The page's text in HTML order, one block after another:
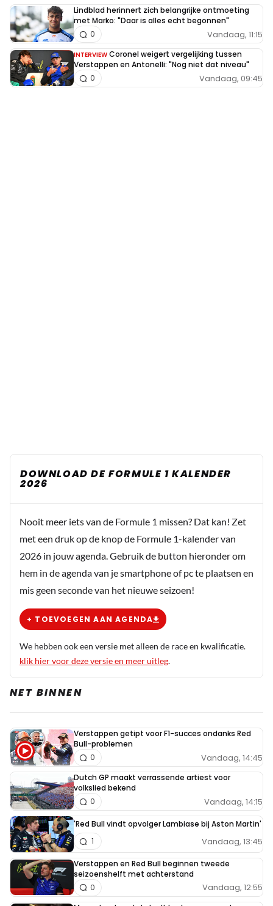
Lindblad herinnert zich belangrijke ontmoeting
met Marko: "Daar is alles echt begonnen"
Vandaag, 11:15
0
INTERVIEW Coronel weigert vergelijking tussen
Verstappen en Antonelli: "Nog niet dat niveau"
Vandaag, 09:45
0
DOWNLOAD DE FORMULE 1 KALENDER
2026
Nooit meer iets van de Formule 1 missen? Dat kan! Zet
met een druk op de knop de Formule 1-kalender van
2026 in jouw agenda. Gebruik de button hieronder om
hem in de agenda van je smartphone of pc te plaatsen en
mis geen seconde van het nieuwe seizoen!
+ TOEVOEGEN AAN AGENDA
We hebben ook een versie met alleen de race en kwalificatie.
klik hier voor deze versie en meer uitleg.
NET BINNEN
Verstappen getipt voor F1-succes ondanks Red
Bull-problemen
Vandaag, 14:45
0
Dutch GP maakt verrassende artiest voor
volkslied bekend
Vandaag, 14:15
0
'Red Bull vindt opvolger Lambiase bij Aston Martin'
Vandaag, 13:45
1
Verstappen en Red Bull beginnen tweede
seizoenshelft met achterstand
Vandaag, 12:55
0